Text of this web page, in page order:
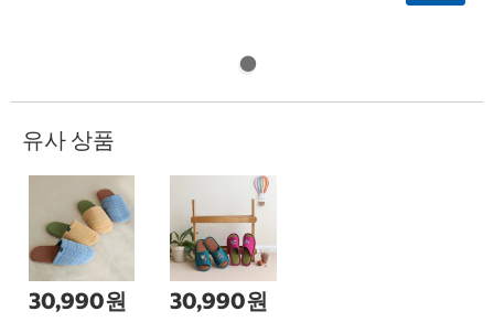
유사 상품
30,990원 30,990원